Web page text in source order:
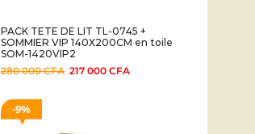
PACK TETE DE LIT TL-0745 +
SOMMIER VIP 140X200CM en toile
SOM-1420VIP2
280 000CFA 217 000 CFA
9%